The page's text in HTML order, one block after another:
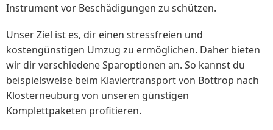
Instrument vor Beschädigungen zu schützen.
Unser Ziel ist es, dir einen stressfreien und
kostengünstigen Umzug zu ermöglichen. Daher bieten
wir dir verschiedene Sparoptionen an. So kannst du
beispielsweise beim Klaviertransport von Bottrop nach
Klosterneuburg von unseren günstigen
Komplettpaketen profitieren.